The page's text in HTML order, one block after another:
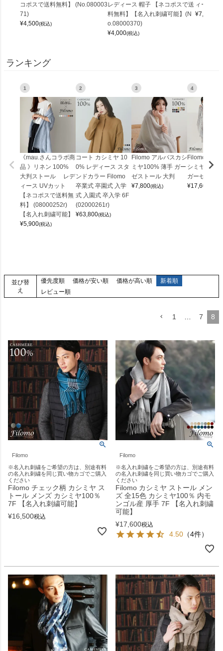
コポスで送料無料】 (No.080003
71)
¥4,500(税込)
レディース 帽子 【ネコポスで送
料無料】【名入れ刺繍可能】(N
o.08000370)
¥4,000(税込)
ィース
¥7,000
ランキング
1
《mau.さんコラボ商
品 》リネン 100%
大判ストール レデ
ィース UVカット
【ネコポスで送料無
料】 (08000252r)
【名入れ刺繍可能】
¥5,900(税込)
2
コート カシミヤ 10
0% レディース スタ
ンドカラー Filomo
卒業式 卒園式 入学
式 入園式 卒入学 6F
(02000261r)
¥63,800(税込)
3
Filomo アルバスカシ
ミヤ100% 薄手 ガー
ゼストール 大判
¥7,800(税込)
4
Filomo プリ
シミヤ 100
ガーゼスト
¥17,600
並び替
え
優先度順 価格が安い順 価格が高い順
新着順
レビュー順
1 … 7 8
Filomo
※名入れ刺繍をご希望の方は、別途有料
の名入れ刺繍を同じ買い物カゴでご購入
ください
Filomo チェック柄 カシミヤ ス
トール メンズ カシミヤ100％
7F 【名入れ刺繍可能】
¥16,500税込
Filomo
※名入れ刺繍をご希望の方は、別途有料
の名入れ刺繍を同じ買い物カゴでご購入
ください
Filomo カシミヤ ストール メン
ズ 全15色 カシミヤ100％ 内モ
ンゴル産 厚手 7F 【名入れ刺繍
可能】
¥17,600税込
4.50 （4件）